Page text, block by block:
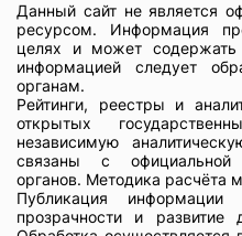
Данный сайт не является
ресурсом. Информация
целях и может содержать
информацией следует
органам.
Рейтинги, реестры и
открытых
независимую
связаны с официальной
органов. Методика расчёта
Публикация
прозрачности и развитие